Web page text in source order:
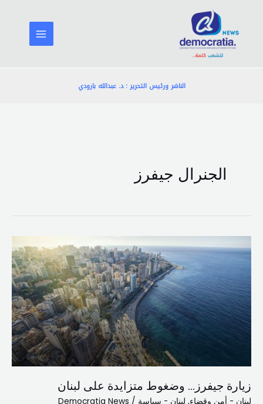
المحتوى
الناشر ورئيس التحرير : د. عبدالله بارودي
الجنرال جيفرز
زيارة جيفرز… وضغوط متزايدة على لبنان
لبنان - أمن وقضاء, لبنان - سياسة /
Democratia News
جيفرز…
وضغوط
متزايدة
على
لبنان